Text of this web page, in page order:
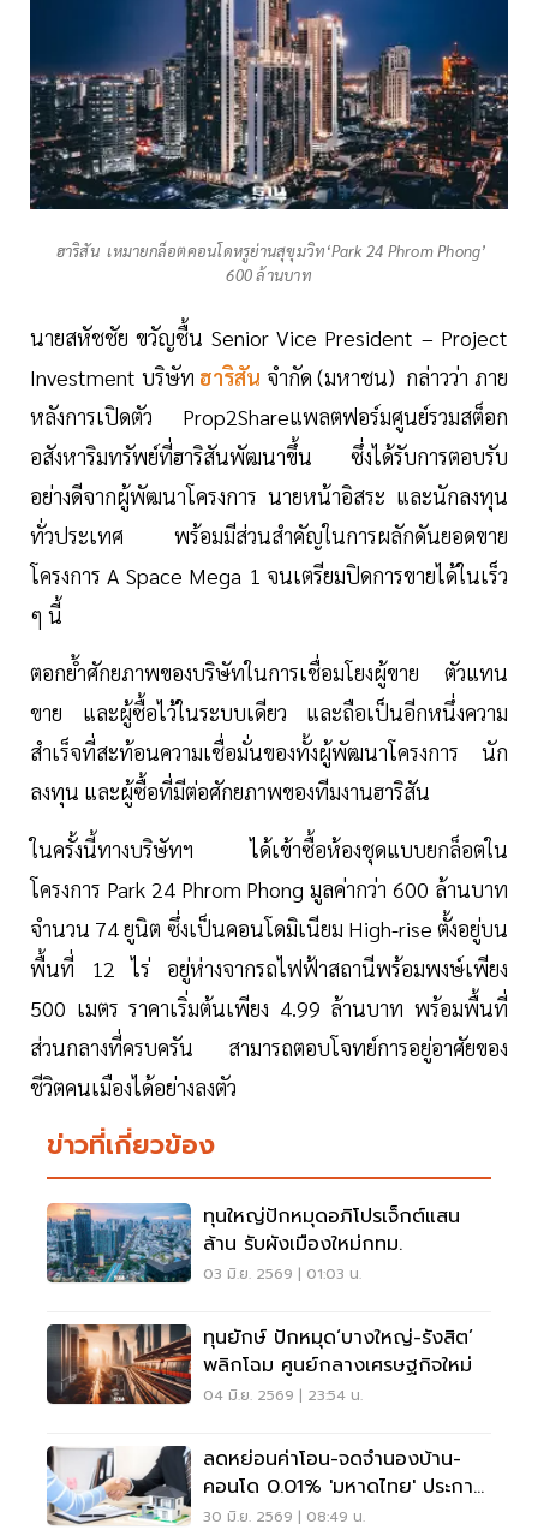
ฮาริสัน เหมายกล็อตคอนโดหรูย่านสุขุมวิท‘Park 24 Phrom Phong’
600 ล้านบาท
นายสหัชชัย ขวัญชื้น Senior Vice President – Project
Investment บริษัท ฮาริสัน จำกัด (มหาชน) กล่าวว่า ภาย
หลังการเปิดตัว Prop2Shareแพลตฟอร์มศูนย์รวมสต็อก
อสังหาริมทรัพย์ที่ฮาริสันพัฒนาขึ้น ซึ่งได้รับการตอบรับ
อย่างดีจากผู้พัฒนาโครงการ นายหน้าอิสระ และนักลงทุน
ทั่วประเทศ พร้อมมีส่วนสำคัญในการผลักดันยอดขาย
โครงการ A Space Mega 1 จนเตรียมปิดการขายได้ในเร็ว
ๆ นี้
ตอกย้ำศักยภาพของบริษัทในการเชื่อมโยงผู้ขาย ตัวแทน
ขาย และผู้ซื้อไว้ในระบบเดียว และถือเป็นอีกหนึ่งความ
สำเร็จที่สะท้อนความเชื่อมั่นของทั้งผู้พัฒนาโครงการ นัก
ลงทุน และผู้ซื้อที่มีต่อศักยภาพของทีมงานฮาริสัน
ในครั้งนี้ทางบริษัทฯ ได้เข้าซื้อห้องชุดแบบยกล็อตใน
โครงการ Park 24 Phrom Phong มูลค่ากว่า 600 ล้านบาท
จำนวน 74 ยูนิต ซึ่งเป็นคอนโดมิเนียม High-rise ตั้งอยู่บน
พื้นที่ 12 ไร่ อยู่ห่างจากรถไฟฟ้าสถานีพร้อมพงษ์เพียง
500 เมตร ราคาเริ่มต้นเพียง 4.99 ล้านบาท พร้อมพื้นที่
ส่วนกลางที่ครบครัน สามารถตอบโจทย์การอยู่อาศัยของ
ชีวิตคนเมืองได้อย่างลงตัว
ข่าวที่เกี่ยวข้อง
ทุนใหญ่ปักหมุดอภิโปรเจ็กต์แสน
ล้าน รับผังเมืองใหม่กทม.
03 มิ.ย. 2569 | 01:03 น.
ทุนยักษ์ ปักหมุด‘บางใหญ่-รังสิต’
พลิกโฉม ศูนย์กลางเศรษฐกิจใหม่
04 มิ.ย. 2569 | 23:54 น.
ลดหย่อนค่าโอน-จดจำนองบ้าน-
คอนโด 0.01% 'มหาดไทย' ประกาศ
ต่ออีก 1 ปี ถึง 30 มิ.ย.70
30 มิ.ย. 2569 | 08:49 น.